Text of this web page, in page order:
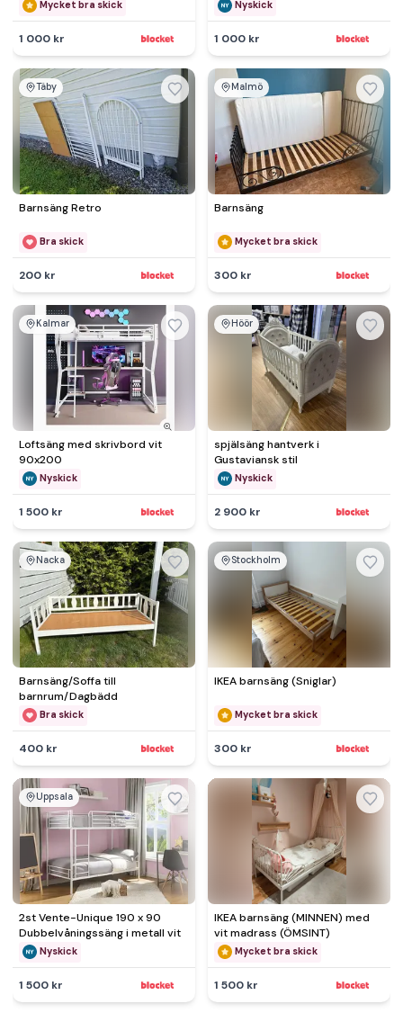
Mycket bra skick
1 000 kr
Nyskick
1 000 kr
Täby
Barnsäng Retro
Bra skick
200 kr
Malmö
Barnsäng
Mycket bra skick
300 kr
Kalmar
Loftsäng med skrivbord vit
90x200
Nyskick
1 500 kr
Höör
spjälsäng hantverk i
Gustaviansk stil
Nyskick
2 900 kr
Nacka
Barnsäng/Soffa till
barnrum/Dagbädd
Bra skick
400 kr
Stockholm
IKEA barnsäng (Sniglar)
Mycket bra skick
300 kr
Uppsala
2st Vente-Unique 190 x 90
Dubbelvåningssäng i metall vit
Nyskick
1 500 kr
IKEA barnsäng (MINNEN) med
vit madrass (ÖMSINT)
Mycket bra skick
1 500 kr